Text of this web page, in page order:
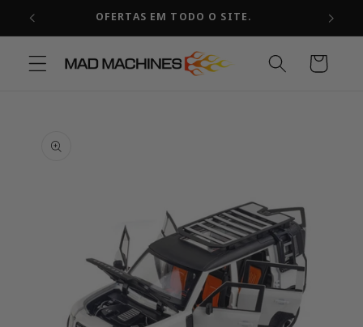
para o
conteúdo
OFERTAS EM TODO O SITE.
Carrinho
informações